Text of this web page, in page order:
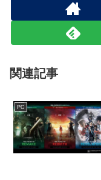
関連記事
PC